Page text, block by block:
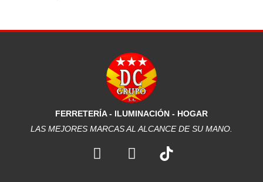
FERRETERÍA - ILUMINACIÓN - HOGAR
LAS MEJORES MARCAS AL ALCANCE DE SU MANO.
F
a
I
n